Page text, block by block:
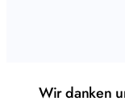
Wir danken